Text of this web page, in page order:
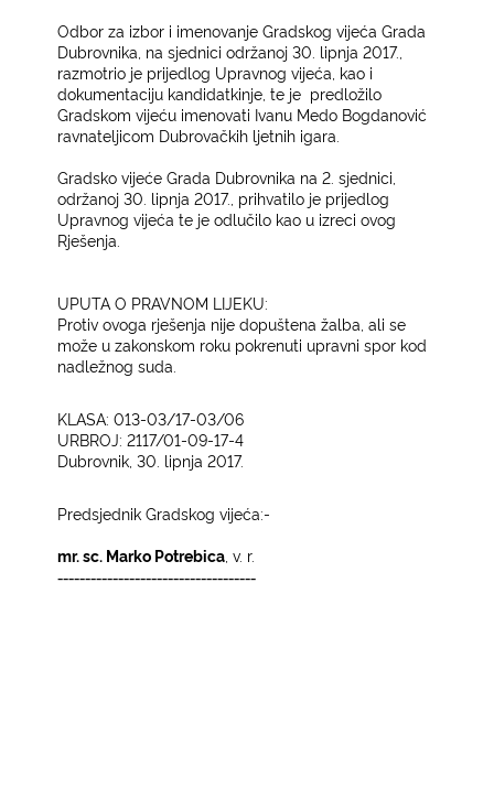
Odbor za izbor i imenovanje Gradskog vijeća Grada
Dubrovnika, na sjednici održanoj 30. lipnja 2017.,
razmotrio je prijedlog Upravnog vijeća, kao i
dokumentaciju kandidatkinje, te je predložilo
Gradskom vijeću imenovati Ivanu Medo Bogdanović
ravnateljicom Dubrovačkih ljetnih igara.
Gradsko vijeće Grada Dubrovnika na 2. sjednici,
održanoj 30. lipnja 2017., prihvatilo je prijedlog
Upravnog vijeća te je odlučilo kao u izreci ovog
Rješenja.
UPUTA O PRAVNOM LIJEKU:
Protiv ovoga rješenja nije dopuštena žalba, ali se
može u zakonskom roku pokrenuti upravni spor kod
nadležnog suda.
KLASA: 013-03/17-03/06
URBROJ: 2117/01-09-17-4
Dubrovnik, 30. lipnja 2017.
Predsjednik Gradskog vijeća:­
mr. sc. Marko Potrebica , v. r.
------------------------------------